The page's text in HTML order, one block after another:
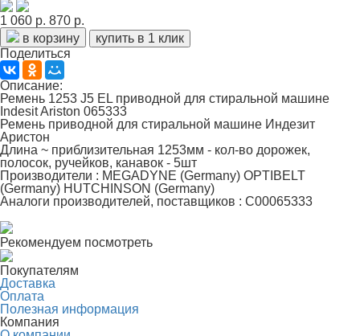
1 060 р. 870 р.
в корзину
купить в 1 клик
Поделиться
Описание:
Ремень 1253 J5 EL приводной для стиральной машине
Indesit Ariston 065333
Ремень приводной для стиральной машине Индезит
Аристон
Длина ~ приблизительная 1253мм - кол-во дорожек,
полосок, ручейков, канавок - 5шт
Производители : MEGADYNE (Germany) OPTIBELT
(Germany) HUTCHINSON (Germany)
Аналоги производителей, поставщиков : C00065333
Рекомендуем посмотреть
Покупателям
Доставка
Оплата
Полезная информация
Компания